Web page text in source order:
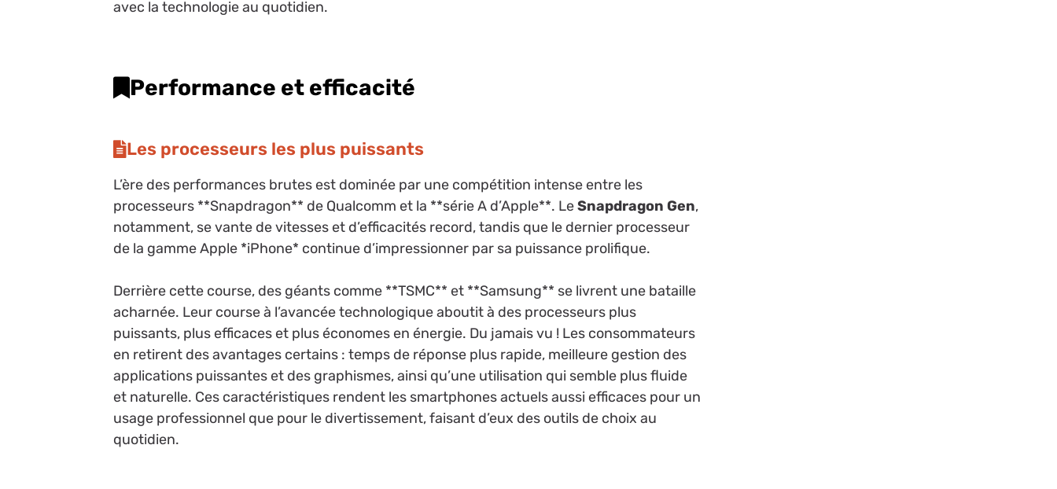
avec la technologie au quotidien.
Performance et efficacité
Les processeurs les plus puissants
L’ère des performances brutes est dominée par une compétition intense entre les
processeurs **Snapdragon** de Qualcomm et la **série A d’Apple**. LeSnapdragon Gen,
notamment, se vante de vitesses et d’efficacités record, tandis que le dernier processeur
de la gamme Apple *iPhone* continue d’impressionner par sa puissance prolifique.
Derrière cette course, des géants comme **TSMC** et **Samsung** se livrent une bataille
acharnée. Leur course à l’avancée technologique aboutit à des processeurs plus
puissants, plus efficaces et plus économes en énergie. Du jamais vu ! Les consommateurs
en retirent des avantages certains : temps de réponse plus rapide, meilleure gestion des
applications puissantes et des graphismes, ainsi qu’une utilisation qui semble plus fluide
et naturelle. Ces caractéristiques rendent les smartphones actuels aussi efficaces pour un
usage professionnel que pour le divertissement, faisant d’eux des outils de choix au
quotidien.